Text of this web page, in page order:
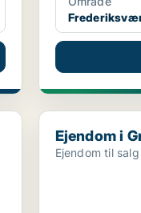
Ejendom i
Ejendom i
Ejendom til